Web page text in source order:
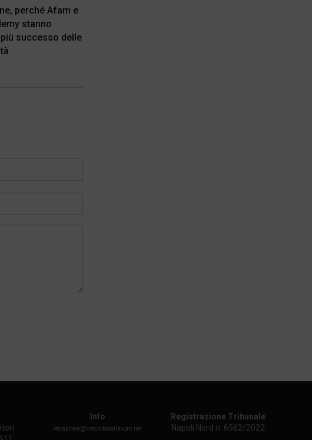
perché Afam e
stanno
successo delle
Info
redazione@ilmondodellavoro.net
Registrazione Tribunale
Napoli Nord n. 6562/2022